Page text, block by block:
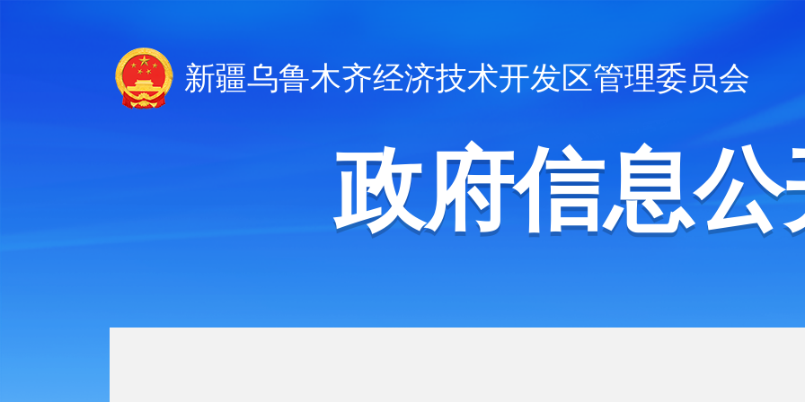
新疆乌鲁木齐经济技术开发区管理委员会
政府信息公